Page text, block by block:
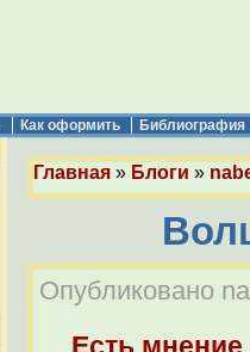
Как оформить Библиография
Главная » Блоги »
Опубликовано